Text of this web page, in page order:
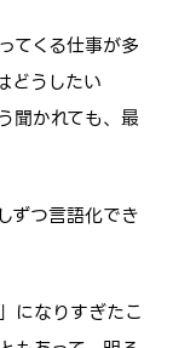
てくる仕事が多
どうしたい
聞かれても、最
ずつ言語化でき
になりすぎたこ